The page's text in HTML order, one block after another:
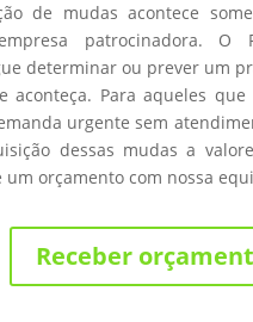
de mudas acontece
patrocinadora. O
determinar ou prever um
aconteça. Para aqueles
urgente sem
dessas mudas a
um orçamento com nossa
Receber